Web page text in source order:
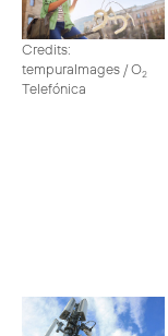
Credits:
tempuraImages / O2
Telefónica